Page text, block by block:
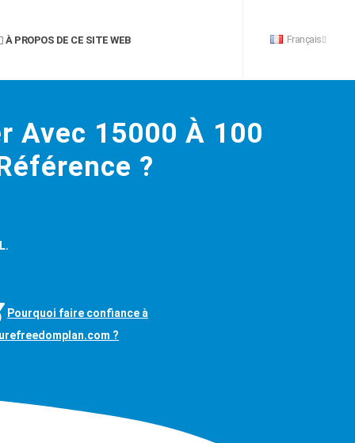
À PROPOS DE CE SITE WEB Français
Avec 15000 À 100
?
Pourquoi faire confiance à
?